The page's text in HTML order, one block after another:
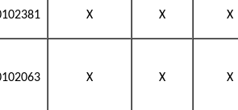
X X X
X X X